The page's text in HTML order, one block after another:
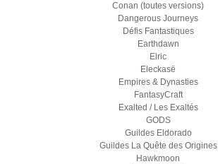
Conan (toutes versions)
Dangerous Journeys
Défis Fantastiques
Earthdawn
Elric
Eleckasë
Empires & Dynasties
FantasyCraft
Exalted / Les Exaltés
GODS
Guildes Eldorado
Guildes La Quête des Origines
Hawkmoon